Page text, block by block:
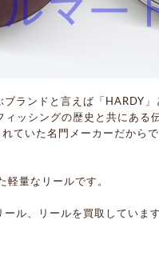
ランドと言えば「HARDY」
ッシングの歴史と共にある
ていた名門メーカーだからで
量なリールです。
ル、リールを買取しています